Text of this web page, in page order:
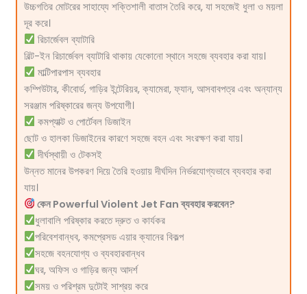
উচ্চগতির মোটরের সাহায্যে শক্তিশালী বাতাস তৈরি করে, যা সহজেই ধুলা ও ময়লা
দূর করে।
রিচার্জেবল ব্যাটারি
বিল্ট-ইন রিচার্জেবল ব্যাটারি থাকায় যেকোনো স্থানে সহজে ব্যবহার করা যায়।
মাল্টিপারপাস ব্যবহার
কম্পিউটার, কীবোর্ড, গাড়ির ইন্টেরিয়র, ক্যামেরা, ফ্যান, আসবাবপত্র এবং অন্যান্য
সরঞ্জাম পরিষ্কারের জন্য উপযোগী।
কমপ্যাক্ট ও পোর্টেবল ডিজাইন
ছোট ও হালকা ডিজাইনের কারণে সহজে বহন এবং সংরক্ষণ করা যায়।
দীর্ঘস্থায়ী ও টেকসই
উন্নত মানের উপকরণ দিয়ে তৈরি হওয়ায় দীর্ঘদিন নির্ভরযোগ্যভাবে ব্যবহার করা
যায়।
কেন Powerful Violent Jet Fan ব্যবহার করবেন?
ধুলাবালি পরিষ্কার করতে দ্রুত ও কার্যকর
পরিবেশবান্ধব, কমপ্রেসড এয়ার ক্যানের বিকল্প
সহজে বহনযোগ্য ও ব্যবহারবান্ধব
ঘর, অফিস ও গাড়ির জন্য আদর্শ
সময় ও পরিশ্রম দুটোই সাশ্রয় করে